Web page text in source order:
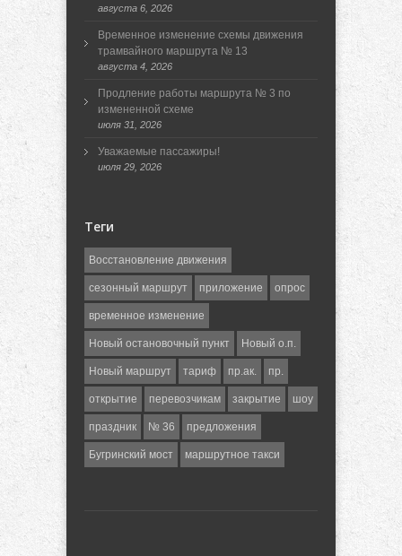
августа 6, 2026
Временное изменение схемы движения
трамвайного маршрута № 13
августа 4, 2026
Продление работы маршрута № 3 по
измененной схеме
июля 31, 2026
Уважаемые пассажиры!
июля 29, 2026
Теги
Восстановление движения
сезонный маршрут приложение опрос
временное изменение
Новый остановочный пункт Новый о.п.
Новый маршрут тариф пр.ак. пр.
открытие перевозчикам закрытие шоу
праздник № 36 предложения
Бугринский мост маршрутное такси